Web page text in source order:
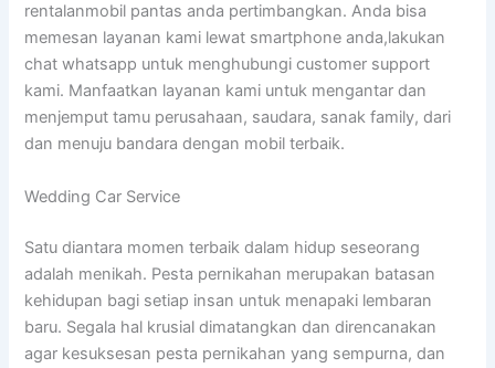
rentalanmobil pantas anda pertimbangkan. Anda bisa
memesan layanan kami lewat smartphone anda,lakukan
chat whatsapp untuk menghubungi customer support
kami. Manfaatkan layanan kami untuk mengantar dan
menjemput tamu perusahaan, saudara, sanak family, dari
dan menuju bandara dengan mobil terbaik.
Wedding Car Service
Satu diantara momen terbaik dalam hidup seseorang
adalah menikah. Pesta pernikahan merupakan batasan
kehidupan bagi setiap insan untuk menapaki lembaran
baru. Segala hal krusial dimatangkan dan direncanakan
agar kesuksesan pesta pernikahan yang sempurna, dan